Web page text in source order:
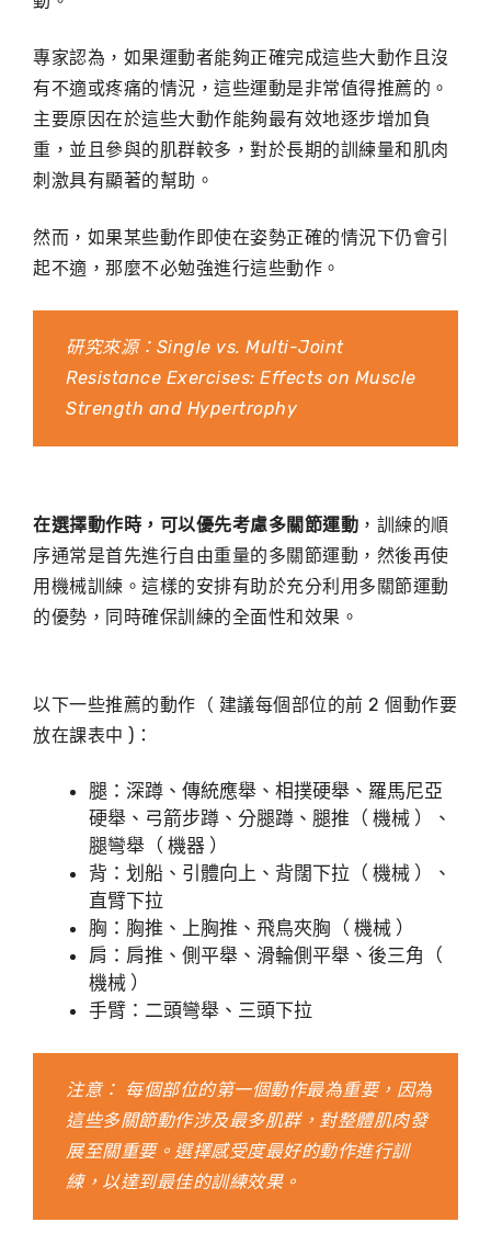
專家認為，如果運動者能夠正確完成這些大動作且沒
有不適或疼痛的情況，這些運動是非常值得推薦的。
主要原因在於這些大動作能夠最有效地逐步增加負
重，並且參與的肌群較多，對於長期的訓練量和肌肉
刺激具有顯著的幫助。
然而，如果某些動作即使在姿勢正確的情況下仍會引
起不適，那麼不必勉強進行這些動作。
研究來源： Single vs. Multi-Joint
Resistance Exercises: Effects on Muscle
Strength and Hypertrophy
在選擇動作時，可以優先考慮多關節運動 ，訓練的順
序通常是首先進行自由重量的多關節運動，然後再使
用機械訓練。這樣的安排有助於充分利用多關節運動
的優勢，同時確保訓練的全面性和效果。
以下一些推薦的動作（ 建議每個部位的前 2 個動作要
放在課表中 )：
腿：深蹲、傳統應舉、相撲硬舉、羅馬尼亞
硬舉、弓箭步蹲、分腿蹲、腿推（ 機械 ）、
腿彎舉（ 機器 ）
背：划船、引體向上、背闊下拉（ 機械 ）、
直臂下拉
胸：胸推、上胸推、飛鳥夾胸（ 機械 ）
肩：肩推、側平舉、滑輪側平舉、後三角（
機械 ）
手臂：二頭彎舉、三頭下拉
注意： 每個部位的第一個動作最為重要，因為
這些多關節動作涉及最多肌群，對整體肌肉發
展至關重要。選擇感受度最好的動作進行訓
練，以達到最佳的訓練效果。